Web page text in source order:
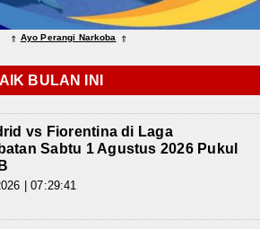
⇑ Ayo Perangi Narkoba ⇑
BULAN INI
vs Fiorentina di Laga
Sabtu 1 Agustus 2026 Pukul
| 07:29:41